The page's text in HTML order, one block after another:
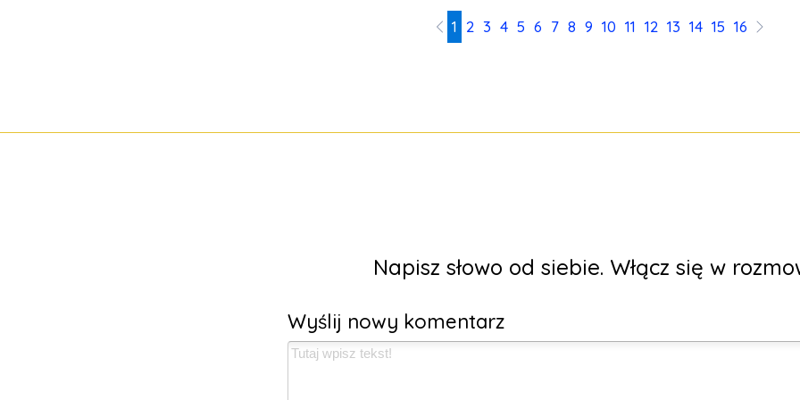
1 2 3 4 5 6 7 8 9 10 11 12 13 14 15 16
Napisz słowo od siebie. Włącz się w
Wyślij nowy komentarz